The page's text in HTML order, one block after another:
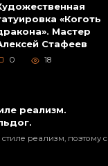
«Коготь
Мастер
Стафеев
0 18
реализм.
реализм, поэтому с